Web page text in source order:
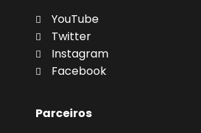
YouTube
Twitter
Instagram
Facebook
Parceiros